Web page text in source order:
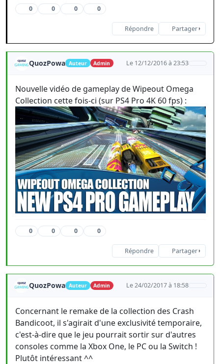
0 0 0 0
Répondre Partager
QuozPowa Auteur Admin Le 12/12/2016 à 23:53
Nouvelle vidéo de gameplay de Wipeout Omega
Collection cette fois-ci (sur PS4 Pro 4K 60 fps) :
0 0 0 0
Répondre Partager
QuozPowa Auteur Admin Le 24/02/2017 à 18:58
Concernant le remake de la collection des Crash
Bandicoot, il s'agirait d'une exclusivité temporaire,
c'est-à-dire que le jeu pourrait sortir sur d'autres
consoles comme la Xbox One, le PC ou la Switch !
Plutôt intéressant ^^